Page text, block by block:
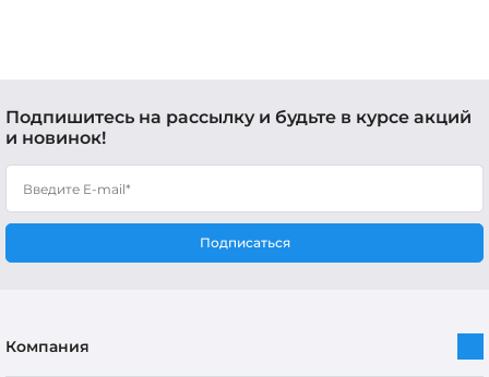
Подпишитесь на рассылку и будьте в курсе акций
и новинок!
Подписаться
Компания